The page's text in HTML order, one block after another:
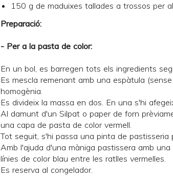
150 g de maduixes tallades a trossos per
Preparació:
- Per a la pasta de color:
En un bol, es barregen tots els ingredients
Es mescla remenant amb una espàtula
homogènia.
Es divideix la massa en dos. En una s'hi
Al damunt d'un Silpat o paper de forn
una capa de pasta de color vermell.
Tot seguit, s'hi passa una pinta de pastisseria
Amb l'ajuda d'una màniga pastissera amb
línies de color blau entre les ratlles vermelles.
Es reserva al congelador.